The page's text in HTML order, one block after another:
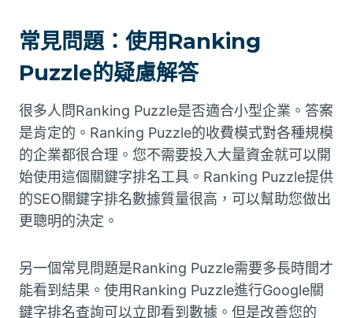
常見問題：使用Ranking
Puzzle的疑慮解答
很多人問Ranking Puzzle是否適合小型企業。答案
是肯定的。Ranking Puzzle的收費模式對各種規模
的企業都很合理。您不需要投入大量資金就可以開
始使用這個關鍵字排名工具。Ranking Puzzle提供
的SEO關鍵字排名數據質量很高，可以幫助您做出
更聰明的決定。
另一個常見問題是Ranking Puzzle需要多長時間才
能看到結果。使用Ranking Puzzle進行Google關
鍵字排名查詢可以立即看到數據。但是改善您的